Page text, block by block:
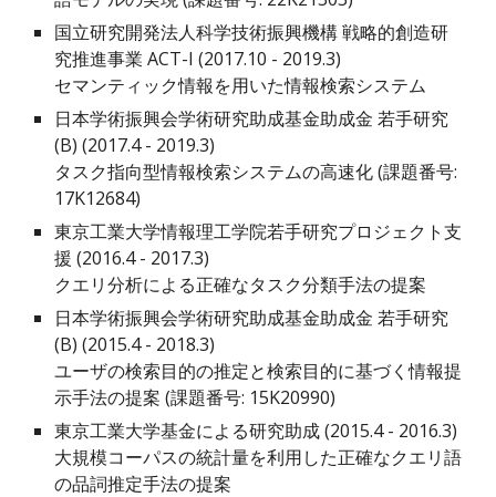
国立研究開発法人科学技術振興機構 戦略的創造研
究推進事業 ACT-I (2017.10 - 2019.3)
セマンティック情報を用いた情報検索システム
日本学術振興会学術研究助成基金助成金 若手研究
(B) (2017.4 - 2019.3)
タスク指向型情報検索システムの高速化 (課題番号:
17K12684)
東京工業大学情報理工学院若手研究プロジェクト支
援 (2016.4 - 2017.3)
クエリ分析による正確なタスク分類手法の提案
日本学術振興会学術研究助成基金助成金 若手研究
(B) (2015.4 - 2018.3)
ユーザの検索目的の推定と検索目的に基づく情報提
示手法の提案 (課題番号: 15K20990)
東京工業大学基金による研究助成 (2015.4 - 2016.3)
大規模コーパスの統計量を利用した正確なクエリ語
の品詞推定手法の提案